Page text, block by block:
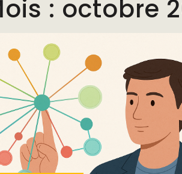
: octobre